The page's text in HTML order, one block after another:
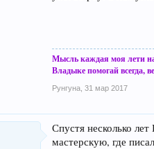
Мысль каждая моя лети
Владыке помогай всегда,
Рунгуна 31 мар 2017
Спустя несколько
мастерскую, где